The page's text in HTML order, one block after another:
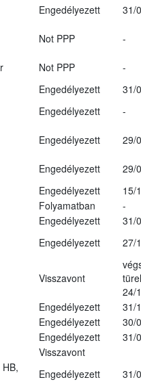
Engedélyezett
31/
Not PPP
-
Not PPP
-
Engedélyezett
31/
Engedélyezett
-
Engedélyezett
29/
Engedélyezett
29/
Engedélyezett
15/
Folyamatban
-
Engedélyezett
31/
Engedélyezett 27/
Visszavont
24/
Engedélyezett
31/
Engedélyezett
30/
Engedélyezett
31/
Visszavont
Engedélyezett
31/